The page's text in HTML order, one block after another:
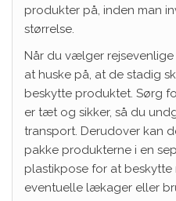
produkter på, inden man
størrelse.
Når du vælger
at huske på, at de stadig
beskytte produktet. Sørg
er tæt og sikker, så du
transport. Derudover kan
pakke produkterne i en
plastikpose for at
eventuelle lækager eller